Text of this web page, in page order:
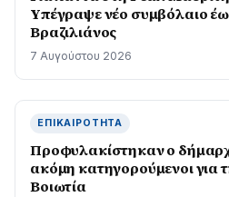
Yπέγραψε νέο συμβόλαιο
Βραζιλιάνος
7 Αυγούστου 2026
ΕΠΙΚΑΙΡΌΤΗΤΑ
Προφυλακίστηκαν ο
ακόμη κατηγορούμενοι για
Βοιωτία